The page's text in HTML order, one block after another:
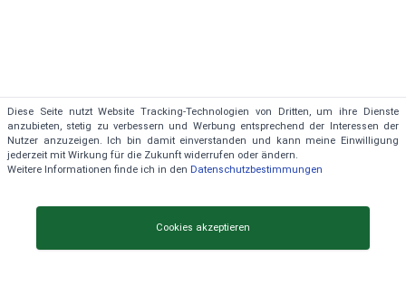
Ständige Aktualisierung der Daten
Diese Seite nutzt Website Tracking-Technologien von Dritten, um ihre Dienste
anzubieten, stetig zu verbessern und Werbung entsprechend der Interessen der
Nutzer anzuzeigen. Ich bin damit einverstanden und kann meine Einwilligung
jederzeit mit Wirkung für die Zukunft widerrufen oder ändern.
Weitere Informationen finde ich in den Datenschutzbestimmungen
Cookies akzeptieren